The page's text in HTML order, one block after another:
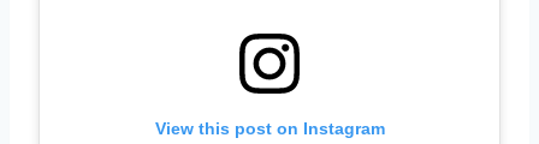
View this post on Instagram